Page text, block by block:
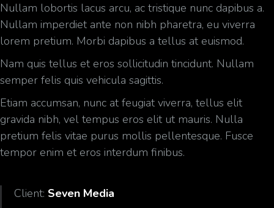
Nullam lobortis lacus arcu, ac tristique nunc dapibus a.
Nullam imperdiet ante non nibh pharetra, eu viverra
lorem pretium. Morbi dapibus a tellus at euismod.
Nam quis tellus et eros sollicitudin tincidunt. Nullam
semper felis quis vehicula sagittis.
Etiam accumsan, nunc at feugiat viverra, tellus elit
gravida nibh, vel tempus eros elit ut mauris. Nulla
pretium felis vitae purus mollis pellentesque. Fusce
tempor enim et eros interdum finibus.
Client: Seven Media